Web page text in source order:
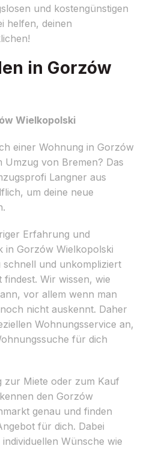
und kostengünstigen
helfen, deinen
in Gorzów
Wielkopolski
einer Wohnung in Gorzów
Umzug von Bremen? Das
Langner aus
um deine neue
Erfahrung und
in Gorzów Wielkopolski
und unkompliziert
Wir wissen, wie
vor allem wenn man
nicht auskennt. Daher
Wohnungsservice an,
für dich
zur Miete oder zum Kauf
den Gorzów
genau und finden
für dich. Dabei
Wünsche wie